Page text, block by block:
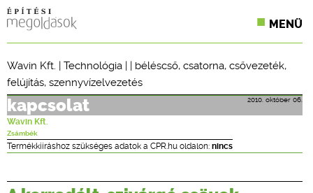
MENÜ
SZAKLAPOK
CPR TERMÉKKIÍRÁS
ÉPÍTÉSI JOG
ONLINE KÉPZÉSEK
Wavin Kft. | Technológia | | béléscső, csatorna, csővezeték,
felújítás, szennyvízelvezetés
2010. október 06.
kapcsolat
Wavin Kft.
Zsámbék
Termékkiíráshoz szükséges adatok a CPR.hu oldalon: nincs